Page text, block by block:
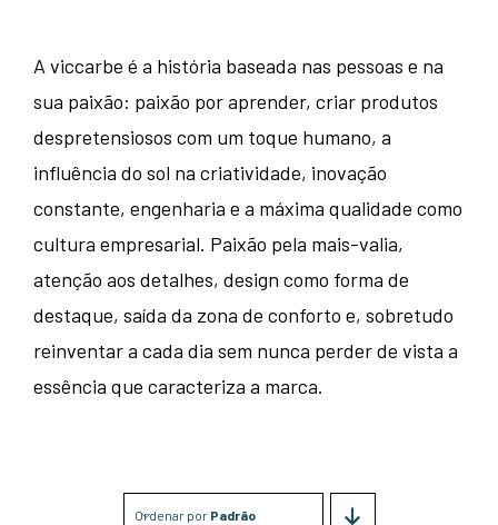
A viccarbe é a história baseada nas pessoas e na
sua paixão: paixão por aprender, criar produtos
despretensiosos com um toque humano, a
influência do sol na criatividade, inovação
constante, engenharia e a máxima qualidade como
cultura empresarial. Paixão pela mais-valia,
atenção aos detalhes, design como forma de
destaque, saída da zona de conforto e, sobretudo
reinventar a cada dia sem nunca perder de vista a
essência que caracteriza a marca.
Ordenar por Padrão